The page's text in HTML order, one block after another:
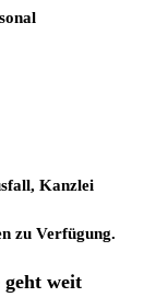
Kanzlei
zu Verfügung.
geht weit